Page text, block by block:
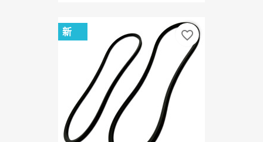
新 favorite_border